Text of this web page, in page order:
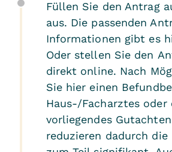
Aufgrund desWunsch-
Wahlrechtsbieten wir
Reha-Leistungen bei
Füllen Sie den Antrag
aus. Die passenden
Informationen gibt es
Oder stellen Sie den
direkt online. Nach
Sie hier einen
Haus-/Facharztes oder
vorliegendes
reduzieren dadurch